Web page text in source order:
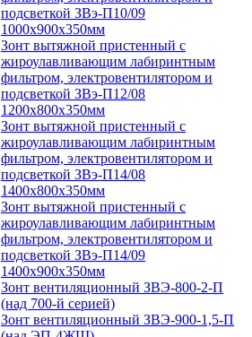
подсветкой ЗВэ-П10/09
1000х900х350мм
Зонт вытяжной пристенный с
жироулавливающим лабиринтным
фильтром, электровентилятором и
подсветкой ЗВэ-П12/08
1200х800х350мм
Зонт вытяжной пристенный с
жироулавливающим лабиринтным
фильтром, электровентилятором и
подсветкой ЗВэ-П14/08
1400х800х350мм
Зонт вытяжной пристенный с
жироулавливающим лабиринтным
фильтром, электровентилятором и
подсветкой ЗВэ-П14/09
1400х900х350мм
Зонт вентиляционный ЗВЭ-800-2-П
(над 700-й серией)
Зонт вентиляционный ЗВЭ-900-1,5-П